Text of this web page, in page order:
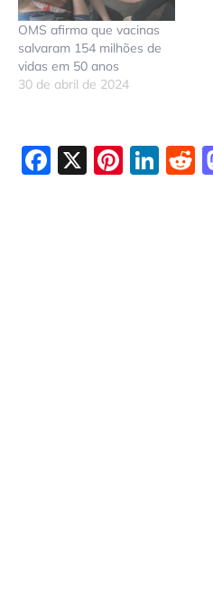
OMS afirma que vacinas
salvaram 154 milhões de
vidas em 50 anos
30 de abril de 2024
Facebook
X